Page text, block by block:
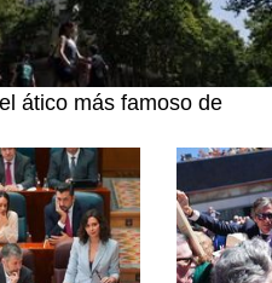
ático más famoso de